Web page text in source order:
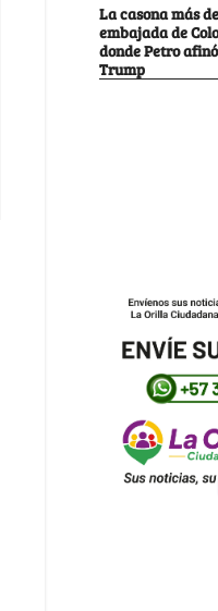
La casona más
embajada de
donde Petro
Trump